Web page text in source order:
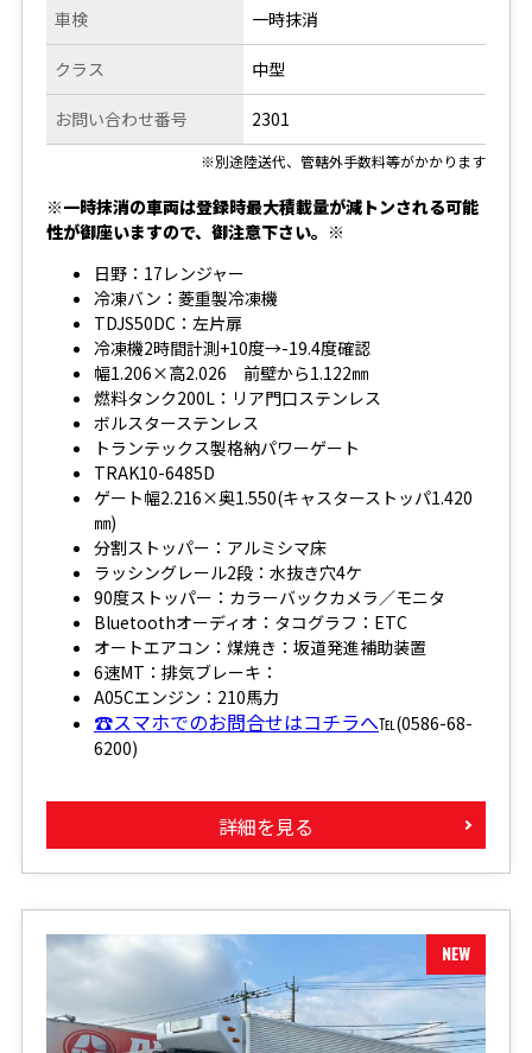
車検
クラス
お問い合わせ番号
一時抹消
中型
2301
※別途陸送代、管轄外手数料等がかかります
※一時抹消の車両は登録時最大積載量が減トンされる可能
性が御座いますので、御注意下さい。※
日野：17レンジャー
冷凍バン：菱重製冷凍機
TDJS50DC：左片扉
冷凍機2時間計測+10度→-19.4度確認
幅1.206×高2.026 前壁から1.122㎜
燃料タンク200L：リア門口ステンレス
ボルスターステンレス
トランテックス製格納パワーゲート
TRAK10-6485D
ゲート幅2.216×奥1.550(キャスターストッパ1.420
㎜)
分割ストッパー：アルミシマ床
ラッシングレール2段：水抜き穴4ケ
90度ストッパー：カラーバックカメラ／モニタ
Bluetoothオーディオ：タコグラフ：ETC
オートエアコン：煤焼き：坂道発進補助装置
6速MT：排気ブレーキ：
A05Cエンジン：210馬力
☎スマホでのお問合せはコチラへ℡(0586-68-
6200)
詳細を見る